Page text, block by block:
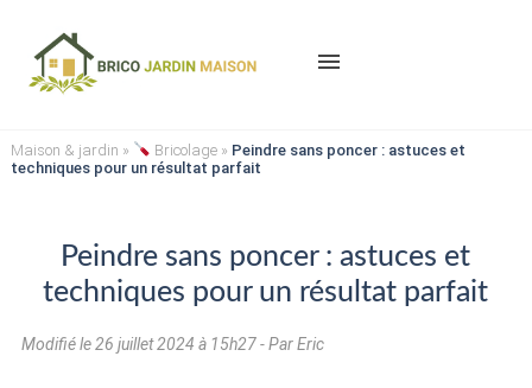
menu
Maison & jardin » Bricolage» Peindre sans poncer : astuces et
techniques pour un résultat parfait
Peindre sans poncer : astuces et
techniques pour un résultat parfait
Modifié le26 juillet 2024 à 15h27- Par Eric